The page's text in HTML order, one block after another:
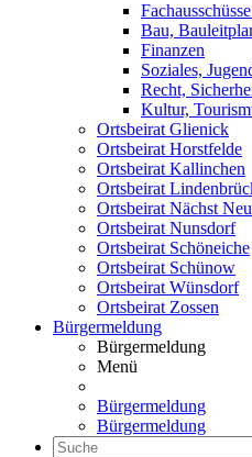
Bau,
Finanzen
Soziales,
Recht,
Kultur,
Ortsbeirat Glienick
Ortsbeirat Horstfelde
Ortsbeirat Kallinchen
Ortsbeirat
Ortsbeirat Nächst
Ortsbeirat Nunsdorf
Ortsbeirat Schöneiche
Ortsbeirat Schünow
Ortsbeirat Wünsdorf
Ortsbeirat Zossen
Bürgermeldung
Bürgermeldung
Menü
Bürgermeldung
Bürgermeldung